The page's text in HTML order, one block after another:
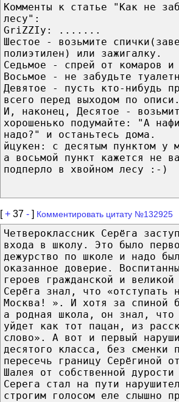
Комменты к статье "Как не
лесу":
GriZZIу: .......
Шестое - возьмите
полиэтилен) или зажигалку.
Седьмое - спрей от комаров и
Восьмое - не забудьте
Девятое - пусть кто-нибудь
всего перед выходом по описи.
И, наконец, Десятое -
хорошенько подумайте: "А
надо?" и останьтесь дома.
йцукен: с десятым пунктом у
а восьмой пункт кажется не
подперло в хвойном лесу :-)
[+ 37 - ] Комментировать цитату №132925
Четвероклассник Серёга
входа в школу. Это было
дежурство по школе и надо
оказанное доверие.
героев гражданской и великой
Серёга знал, что «отступать
Москва! ». И хотя за спиной
а родная школа, он знал, что
уйдет как тот пацан, из
слово». А вот и первый
десятого класса, без сменки
пересечь границу Серёгиной
Шалея от собственной дурости
Серега стал на пути
строгим голосом еле слышно